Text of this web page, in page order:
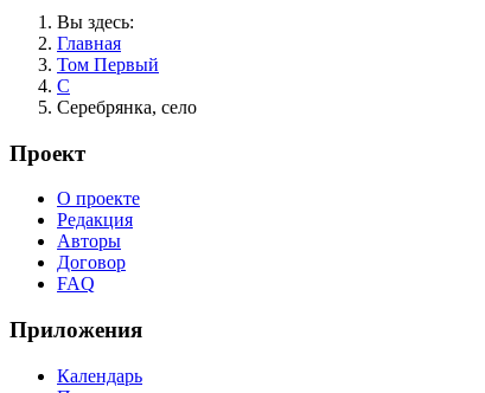
Вы здесь:
Главная
Том Первый
С
Серебрянка, село
Проект
О проекте
Редакция
Авторы
Договор
FAQ
Приложения
Календарь